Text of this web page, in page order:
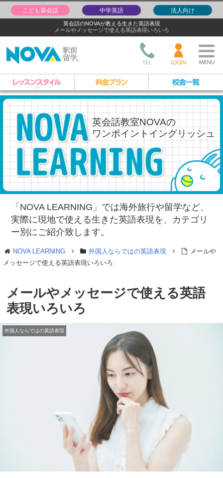
英会話のNOVAが教える生きた英語表現
メールやメッセージで使える英語表現いろいろ
こども英会話 中学英語 法人向け
英会話教室NOVAの
ワンポイントイングリッシュ
「NOVA LEARNING」では海外旅行や留学など、
実際に現地で使える生きた英語表現を、 カテゴリ
ー別にご紹介致します。
NOVA LEARNING 外国人ならではの英語表現
メールや
メッセージで使える英語表現いろいろ
メールやメッセージで使える英語
表現いろいろ
外国人ならではの英語表現